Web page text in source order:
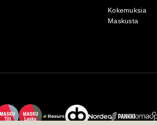
Kokemuksia
Maskusta
MASKU
Tili
MASKU
Lasku